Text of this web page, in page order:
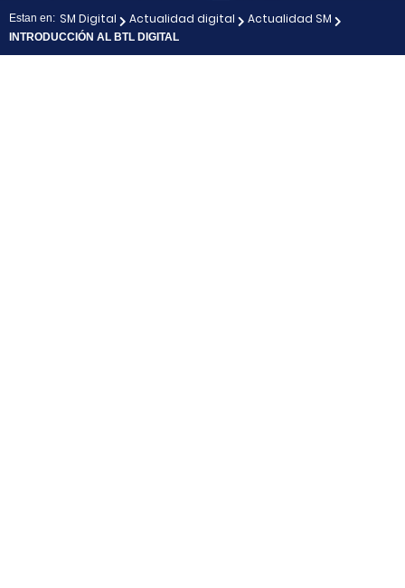
Estan en: SM Digital Actualidad digital Actualidad SM
INTRODUCCIÓN AL BTL DIGITAL